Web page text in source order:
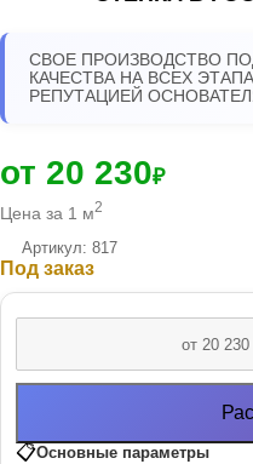
СВОЕ ПРОИЗВОДСТВО
КАЧЕСТВА НА ВСЕХ
РЕПУТАЦИЕЙ
от 20 230₽
Цена за 1 м2
Артикул: 817
Под заказ
📋Основные параметры